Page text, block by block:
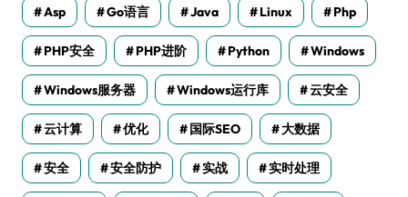
Asp Go语言 Java Linux Php
PHP安全 PHP进阶 Python Windows
Windows服务器 Windows运行库 云安全
云计算 优化 国际SEO 大数据
安全 安全防护 实战 实时处理